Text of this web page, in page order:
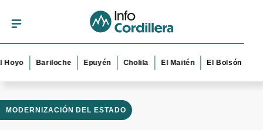
Bariloche Epuyén Cholila El Maitén El Bolsón Esquel
MODERNIZACIÓN DEL ESTADO